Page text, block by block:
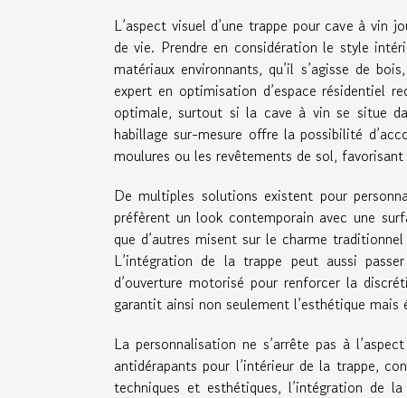
L’aspect visuel d’une trappe pour cave à vin
de vie. Prendre en considération le style
matériaux environnants, qu’il s’agisse de
expert en optimisation d’espace résidentiel
optimale, surtout si la cave à vin se situe
habillage sur-mesure offre la possibilité
moulures ou les revêtements de sol,
De multiples solutions existent pour
préfèrent un look contemporain avec une
que d’autres misent sur le charme
L’intégration de la trappe peut aussi
d’ouverture motorisé pour renforcer la
garantit ainsi non seulement l’esthétique
La personnalisation ne s’arrête pas à
antidérapants pour l’intérieur de la trappe,
techniques et esthétiques, l’intégration de